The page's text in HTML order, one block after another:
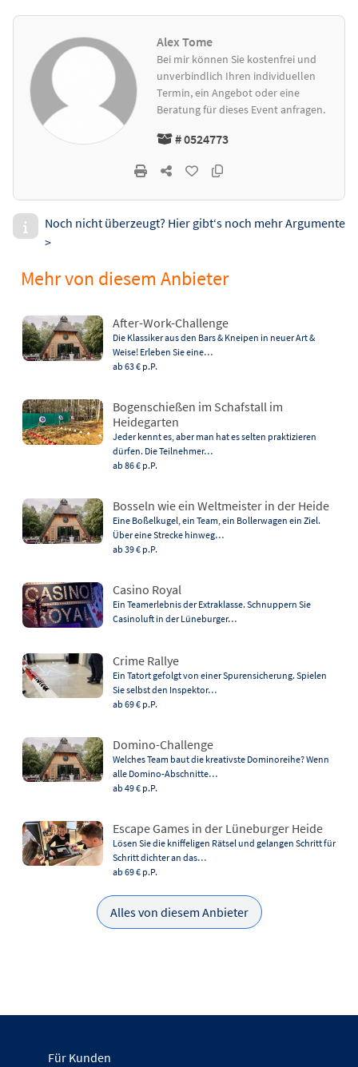
Alex Tome
Bei mir können Sie kostenfrei und
unverbindlich Ihren individuellen
Termin, ein Angebot oder eine
Beratung für dieses Event anfragen.
# 0524773
Noch nicht überzeugt? Hier gibt‘s noch mehr Argumente
>
Mehr von diesem Anbieter
After-Work-Challenge
Die Klassiker aus den Bars & Kneipen in neuer Art &
Weise! Erleben Sie eine…
ab 63 € p.P.
Bogenschießen im Schafstall im
Heidegarten
Jeder kennt es, aber man hat es selten praktizieren
dürfen. Die Teilnehmer…
ab 86 € p.P.
Bosseln wie ein Weltmeister in der Heide
Eine Boßelkugel, ein Team, ein Bollerwagen ein Ziel.
Über eine Strecke hinweg…
ab 39 € p.P.
Casino Royal
Ein Teamerlebnis der Extraklasse. Schnuppern Sie
Casinoluft in der Lüneburger…
Crime Rallye
Ein Tatort gefolgt von einer Spurensicherung. Spielen
Sie selbst den Inspektor…
ab 69 € p.P.
Domino-Challenge
Welches Team baut die kreativste Dominoreihe? Wenn
alle Domino-Abschnitte…
ab 49 € p.P.
Escape Games in der Lüneburger Heide
Lösen Sie die kniffeligen Rätsel und gelangen Schritt für
Schritt dichter an das…
ab 69 € p.P.
Alles von diesem Anbieter
Für Kunden